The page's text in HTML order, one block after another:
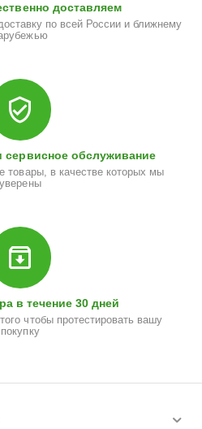
доставляем
по всей России и ближнему
сервисное обслуживание
товары, в качестве которых мы
уверены
в течение 30 дней
чтобы протестировать вашу
покупку